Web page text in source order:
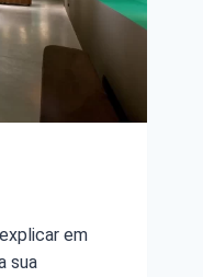
em
sua